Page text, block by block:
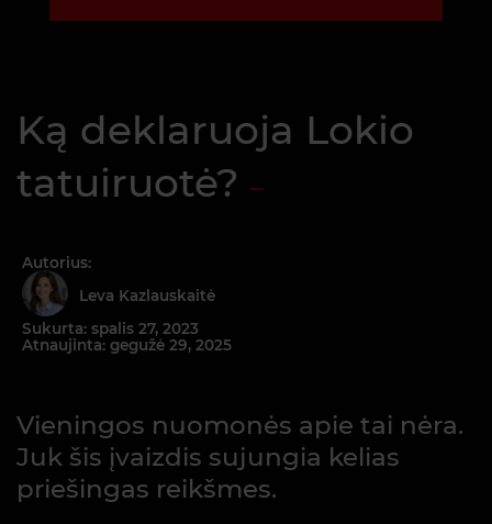
Ką deklaruoja Lokio
tatuiruotė?
Autorius:
Leva Kazlauskaitė
Sukurta: spalis 27, 2023
Atnaujinta: gegužė 29, 2025
Vieningos nuomonės apie tai nėra.
Juk šis įvaizdis sujungia kelias
priešingas reikšmes.